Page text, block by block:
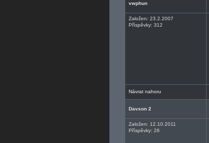
vwphun
Založen: 23.2.2007
Příspěvky: 312
Návrat nahoru
Davson 2
Založen: 12.10.2011
Příspěvky: 26